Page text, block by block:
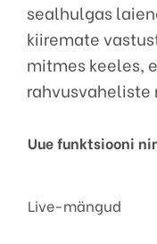
sealhulgas
kiiremate
mitmes keeles,
rahvusvaheliste
Uue funktsiooni
Live-mängud